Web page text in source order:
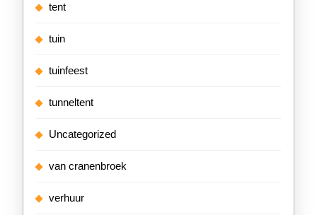
tent
tuin
tuinfeest
tunneltent
Uncategorized
van cranenbroek
verhuur